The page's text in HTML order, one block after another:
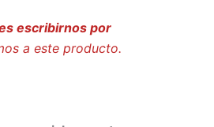
escribirnos por
a este producto.